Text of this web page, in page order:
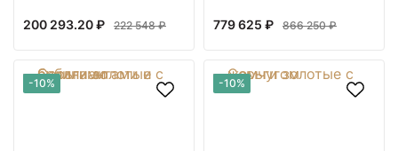
200 293.20 ₽ 222 548 ₽ 779 625 ₽ 866 250 ₽
-10% -10%